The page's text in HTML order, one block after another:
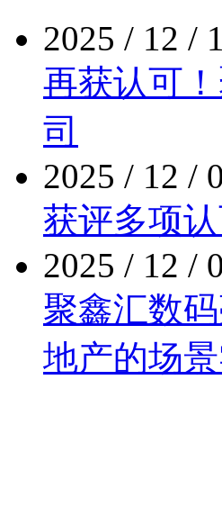
2025 / 12 /
再获认可
司
2025 / 12 /
获评多项认
2025 / 12 /
聚鑫汇数码
地产的场